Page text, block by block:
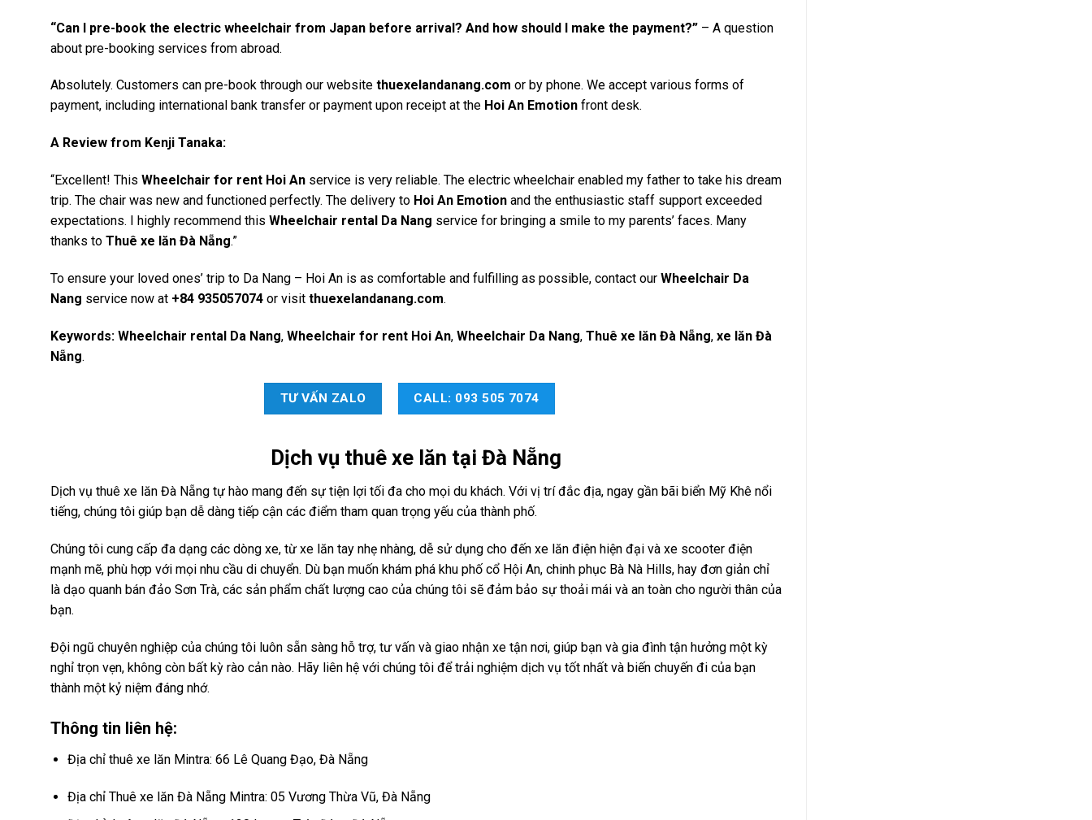
“Can I pre-book the electric wheelchair from Japan before arrival? And how should I make the payment?” – A question
about pre-booking services from abroad.
Absolutely. Customers can pre-book through our website thuexelandanang.com or by phone. We accept various forms of
payment, including international bank transfer or payment upon receipt at the Hoi An Emotion front desk.
A Review from Kenji Tanaka:
“Excellent! This Wheelchair for rent Hoi An service is very reliable. The electric wheelchair enabled my father to take his dream
trip. The chair was new and functioned perfectly. The delivery to Hoi An Emotion and the enthusiastic staff support exceeded
expectations. I highly recommend this Wheelchair rental Da Nang service for bringing a smile to my parents’ faces. Many
thanks to Thuê xe lăn Đà Nẵng.”
To ensure your loved ones’ trip to Da Nang – Hoi An is as comfortable and fulfilling as possible, contact our Wheelchair Da
Nang service now at +84 935057074 or visit thuexelandanang.com.
Keywords: Wheelchair rental Da Nang, Wheelchair for rent Hoi An, Wheelchair Da Nang, Thuê xe lăn Đà Nẵng, xe lăn Đà
Nẵng.
TƯ VẤN ZALO CALL: 093 505 7074
Dịch vụ thuê xe lăn tại Đà Nẵng
Dịch vụ thuê xe lăn Đà Nẵng tự hào mang đến sự tiện lợi tối đa cho mọi du khách. Với vị trí đắc địa, ngay gần bãi biển Mỹ Khê nổi
tiếng, chúng tôi giúp bạn dễ dàng tiếp cận các điểm tham quan trọng yếu của thành phố.
Chúng tôi cung cấp đa dạng các dòng xe, từ xe lăn tay nhẹ nhàng, dễ sử dụng cho đến xe lăn điện hiện đại và xe scooter điện
mạnh mẽ, phù hợp với mọi nhu cầu di chuyển. Dù bạn muốn khám phá khu phố cổ Hội An, chinh phục Bà Nà Hills, hay đơn giản chỉ
là dạo quanh bán đảo Sơn Trà, các sản phẩm chất lượng cao của chúng tôi sẽ đảm bảo sự thoải mái và an toàn cho người thân của
bạn.
Đội ngũ chuyên nghiệp của chúng tôi luôn sẵn sàng hỗ trợ, tư vấn và giao nhận xe tận nơi, giúp bạn và gia đình tận hưởng một kỳ
nghỉ trọn vẹn, không còn bất kỳ rào cản nào. Hãy liên hệ với chúng tôi để trải nghiệm dịch vụ tốt nhất và biến chuyến đi của bạn
thành một kỷ niệm đáng nhớ.
Thông tin liên hệ:
Địa chỉ thuê xe lăn Mintra: 66 Lê Quang Đạo, Đà Nẵng
Địa chỉ Thuê xe lăn Đà Nẵng Mintra: 05 Vương Thừa Vũ, Đà Nẵng